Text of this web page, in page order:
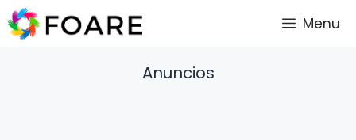
Saltar
al
Menu
Anuncios